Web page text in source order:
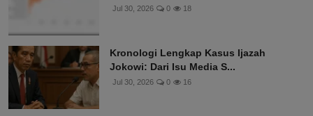
Jul 30, 2026 0 18
Kronologi Lengkap Kasus Ijazah
Jokowi: Dari Isu Media S...
Jul 30, 2026 0 16